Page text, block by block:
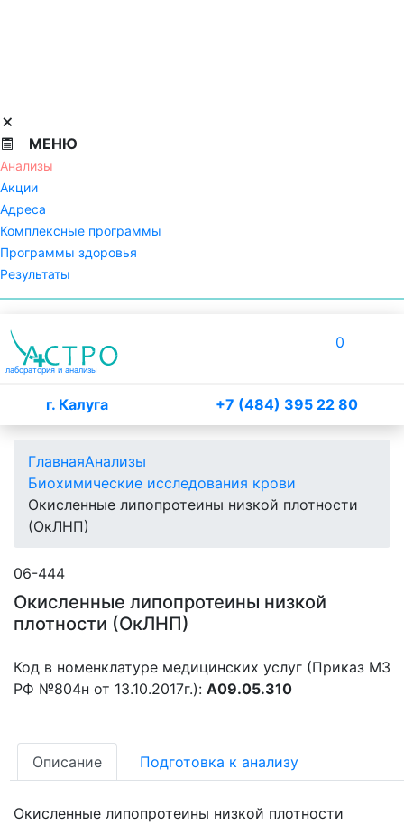
МЕНЮ
Анализы
Акции
Адреса
Комплексные программы
Программы здоровья
Результаты
лаборатория и анализы
г. Калуга +7 (484) 395 22 80
0
ГлавнаяАнализы
Биохимические исследования крови
Окисленные липопротеины низкой плотности
(ОкЛНП)
06-444
Окисленные липопротеины низкой
плотности (ОкЛНП)
Код в номенклатуре медицинских услуг (Приказ МЗ
РФ №804н от 13.10.2017г.): А09.05.310
Описание Подготовка к анализу
Окисленные липопротеины низкой плотности